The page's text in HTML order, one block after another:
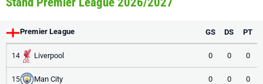
Premier League GS DS PT
14 Liverpool 0 0 0
15 Man City 0 0 0